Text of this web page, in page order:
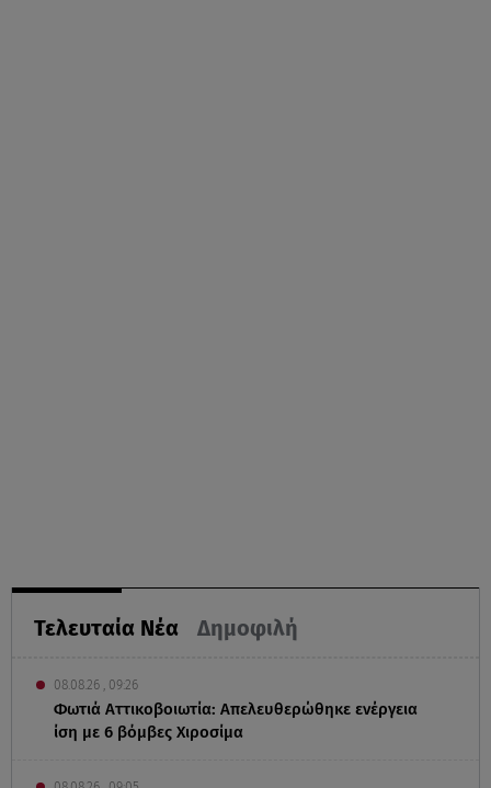
Τελευταία Νέα Δημοφιλή
08.08.26 , 09:26
Φωτιά Αττικοβοιωτία: Απελευθερώθηκε ενέργεια
ίση με 6 βόμβες Χιροσίμα